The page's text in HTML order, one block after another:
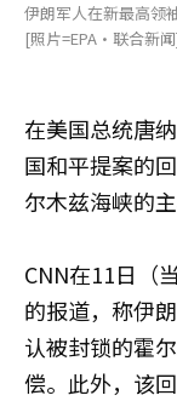
伊朗军人在新最高领
[照片=EPA·联合新
在美国总统唐
国和平提案的
尔木兹海峡的
CNN在11日（
的报道，称伊
认被封锁的霍
偿。此外，该